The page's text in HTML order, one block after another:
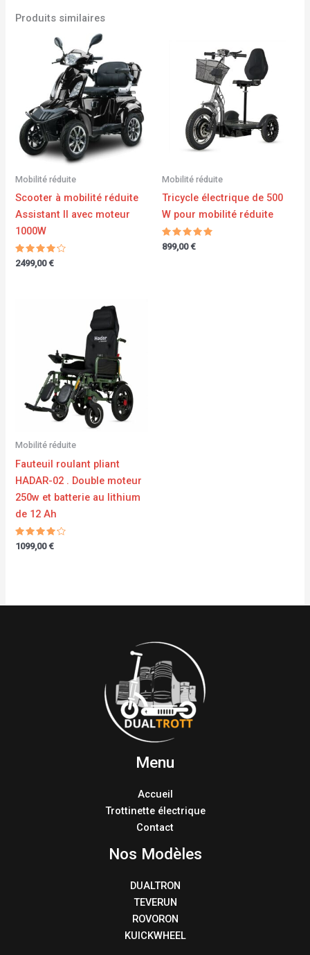
Produits similaires
Mobilité réduite
Scooter à mobilité réduite
Assistant II avec moteur
1000W
Note
4.00
2499,00€
Mobilité réduite
Tricycle électrique de 500
W pour mobilité réduite
Note
5.00
899,00€
Mobilité réduite
Fauteuil roulant pliant
HADAR-02 . Double moteur
250w et batterie au lithium
de 12 Ah
Note
4.00
1099,00€
Menu
Accueil
Trottinette électrique
Contact
Nos Modèles
DUALTRON
TEVERUN
ROVORON
KUICKWHEEL